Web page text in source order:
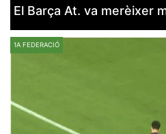
El Barça At. va merèixer
1A FEDERACIÓ